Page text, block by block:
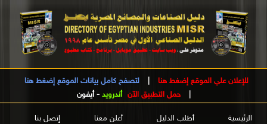
للإعلان علي الموقع إضغط هنا
لتصفح كامل بيانات الموقع إضغط هنا
حمل التطبيق الآن أندرويد - أيفون
الرئيسية أطلب الدليل أعلن معنا
إتصل بنا